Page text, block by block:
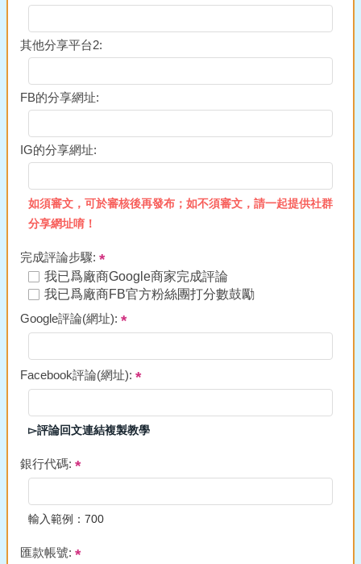
其他分享平台2:
FB的分享網址:
IG的分享網址:
如須審文，可於審核後再發布；如不須審文，請一起提供社群
分享網址唷！
完成評論步驟:
我已爲廠商Google商家完成評論
我已爲廠商FB官方粉絲團打分數鼓勵
Google評論(網址):
Facebook評論(網址):
▻評論回文連結複製教學
銀行代碼:
輸入範例：700
匯款帳號: